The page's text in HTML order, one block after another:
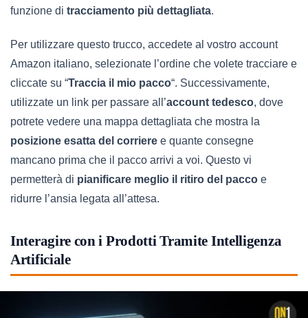
funzione di tracciamento più dettagliata.
Per utilizzare questo trucco, accedete al vostro account
Amazon italiano, selezionate l’ordine che volete tracciare e
cliccate su “Traccia il mio pacco“. Successivamente,
utilizzate un link per passare all’account tedesco, dove
potrete vedere una mappa dettagliata che mostra la
posizione esatta del corriere e quante consegne
mancano prima che il pacco arrivi a voi. Questo vi
permetterà di pianificare meglio il ritiro del pacco e
ridurre l’ansia legata all’attesa.
Interagire con i Prodotti Tramite Intelligenza
Artificiale